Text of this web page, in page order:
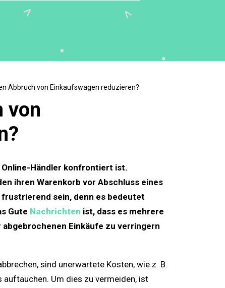
Abbruch von Einkaufswagen reduzieren?
von
Händler konfrontiert ist.
ihren Warenkorb vor Abschluss eines
sein, denn es bedeutet
Gute Nachrichten ist, dass es mehrere
Einkäufe zu verringern
sind unerwartete Kosten, wie z. B.
Um dies zu vermeiden, ist